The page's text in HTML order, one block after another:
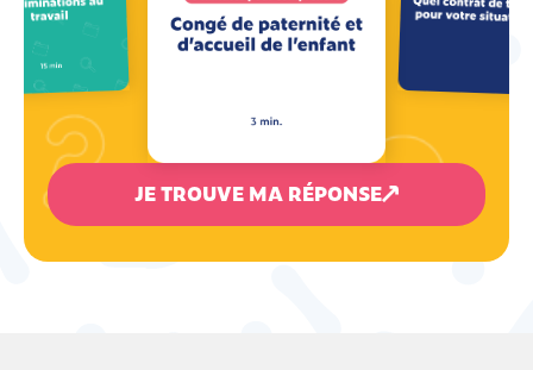
JE TROUVE MA RÉPONSE